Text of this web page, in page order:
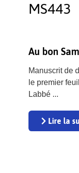
MS443
Au bon
Manuscrit de
le premier
Labbé ...
Lire la